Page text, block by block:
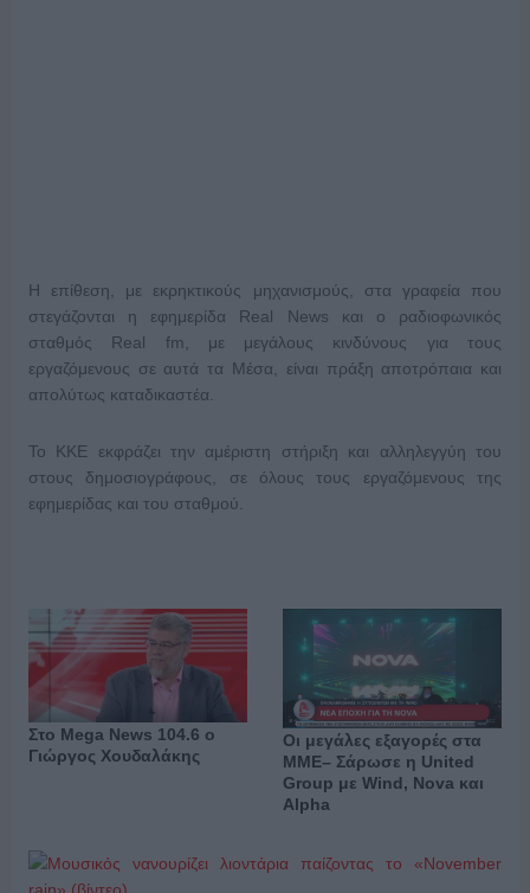
Η επίθεση, με εκρηκτικούς μηχανισμούς, στα γραφεία που
στεγάζονται η εφημερίδα Real News και ο ραδιοφωνικός
σταθμός Real fm, με μεγάλους κινδύνους για τους
εργαζόμενους σε αυτά τα Μέσα, είναι πράξη αποτρόπαια και
απολύτως καταδικαστέα.
Το ΚΚΕ εκφράζει την αμέριστη στήριξη και αλληλεγγύη του
στους δημοσιογράφους, σε όλους τους εργαζόμενους της
εφημερίδας και του σταθμού.
Στο Mega News 104.6 o
Γιώργος Χουδαλάκης
Οι μεγάλες εξαγορές στα
ΜΜΕ– Σάρωσε η United
Group με Wind, Nova και
Alpha